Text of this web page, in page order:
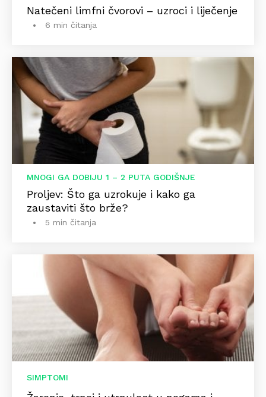
Natečeni limfni čvorovi – uzroci i liječenje
6 min čitanja
MNOGI GA DOBIJU 1 – 2 PUTA GODIŠNJE
Proljev: Što ga uzrokuje i kako ga
zaustaviti što brže?
5 min čitanja
SIMPTOMI